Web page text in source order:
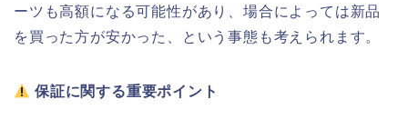
ーツも高額になる可能性があり、場合によっては新品
を買った方が安かった、という事態も考えられます。
保証に関する重要ポイント